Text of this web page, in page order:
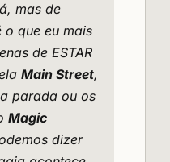
mas de
o que eu mais
de ESTAR
Main Street,
parada ou os
Magic
dizer